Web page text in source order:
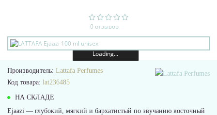
0 отзывов
Loading...
Производитель: Lattafa Perfumes
Код товара: lat236485
НА СКЛАДЕ
Ejaazi — глубокий, мягкий и бархатистый по звучанию восточный